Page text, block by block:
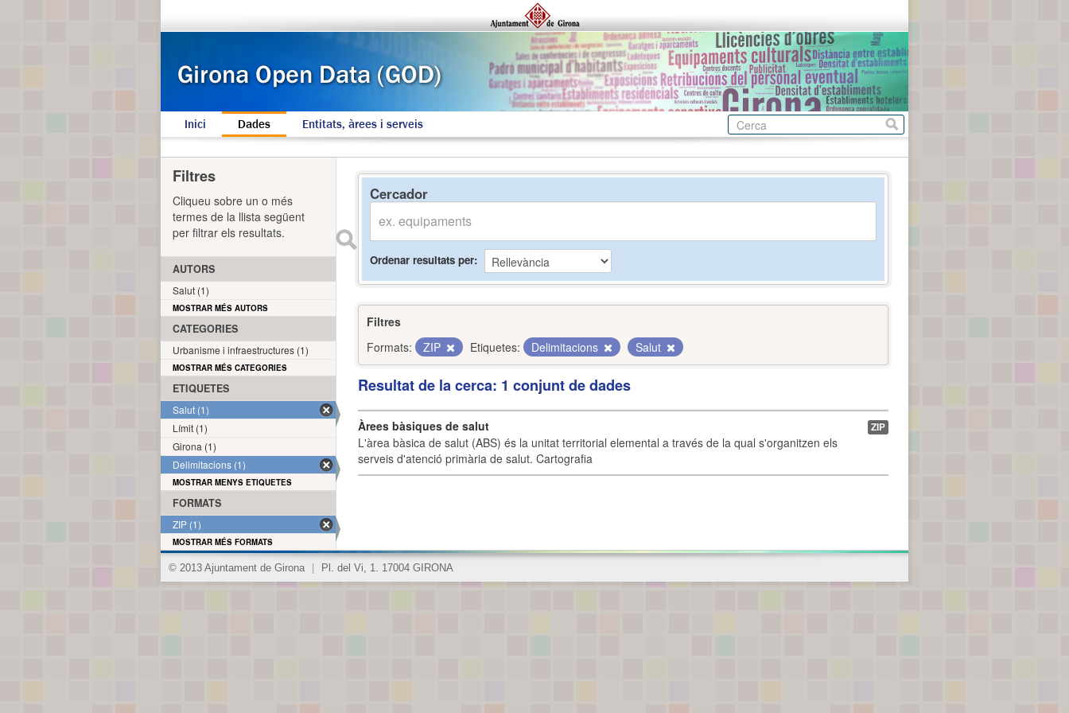
Inici Dades Entitats, àrees i serveis
Cercador
Ordenar resultats per
Filtres
Formats:
ZIP Etiquetes: Delimitacions Salut
Resultat de la cerca: 1 conjunt de dades
Àrees bàsiques de salut
L'àrea bàsica de salut (ABS) és la unitat territorial elemental a través de la qual s'organitzen els
serveis d'atenció primària de salut. Cartografia
ZIP
Filtres
Cliqueu sobre un o més
termes de la llista següent
per filtrar els resultats.
AUTORS
Salut (1)
MOSTRAR MÉS AUTORS
CATEGORIES
Urbanisme i infraestructures (1)
MOSTRAR MÉS CATEGORIES
ETIQUETES
Salut (1)
Límit (1)
Girona (1)
Delimitacions (1)
MOSTRAR MENYS ETIQUETES
FORMATS
ZIP (1)
MOSTRAR MÉS FORMATS
© 2013 Ajuntament de Girona Pl. del Vi, 1. 17004 GIRONA